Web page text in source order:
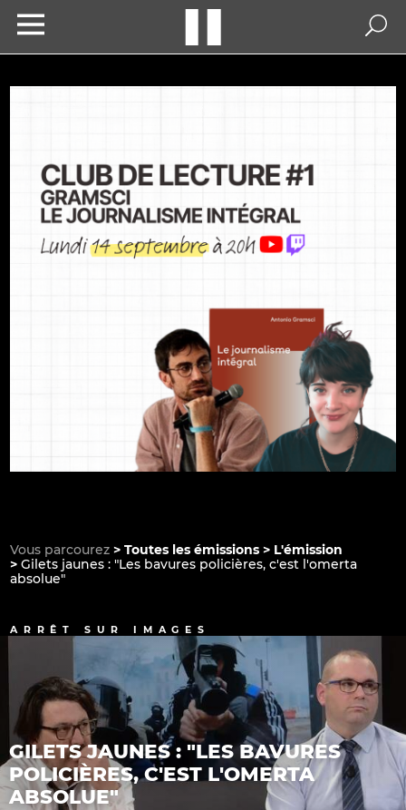
Vous parcourez Toutes les émissions
L'émission
Gilets jaunes : "Les bavures policières, c'est l'omerta
absolue"
ARRÊT SUR IMAGES
GILETS JAUNES : "LES BAVURES
POLICIÈRES, C'EST L'OMERTA
ABSOLUE"